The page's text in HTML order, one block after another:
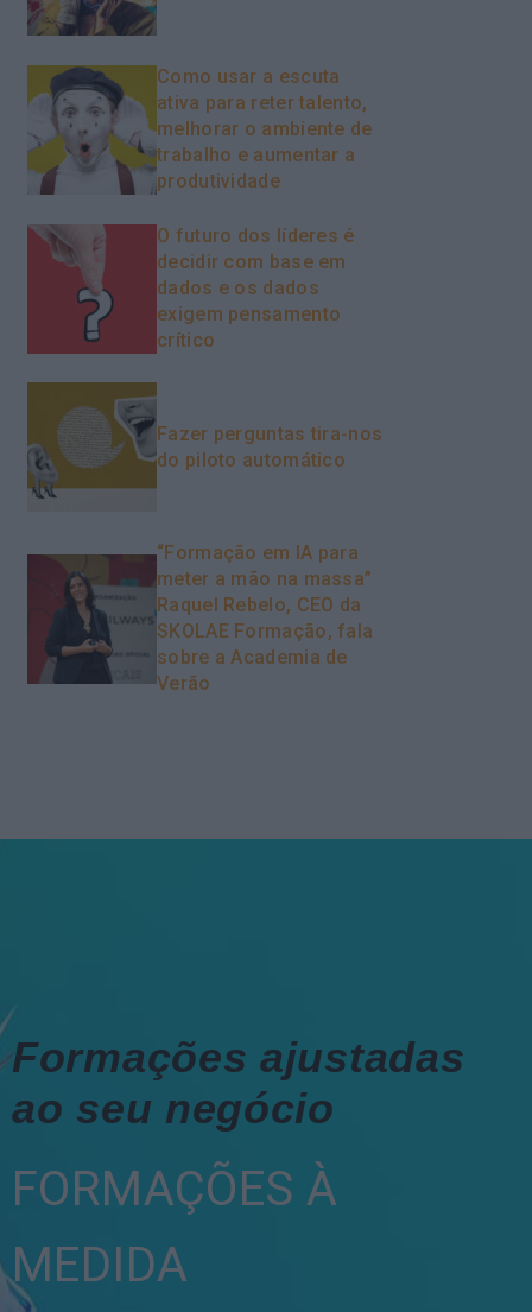
Como usar a escuta
ativa para reter talento,
melhorar o ambiente de
trabalho e aumentar a
produtividade
O futuro dos líderes é
decidir com base em
dados e os dados
exigem pensamento
crítico
Fazer perguntas tira-nos
do piloto automático
“Formação em IA para
meter a mão na massa”
Raquel Rebelo, CEO da
SKOLAE Formação, fala
sobre a Academia de
Verão
Formações ajustadas
ao seu negócio
FORMAÇÕES À
MEDIDA